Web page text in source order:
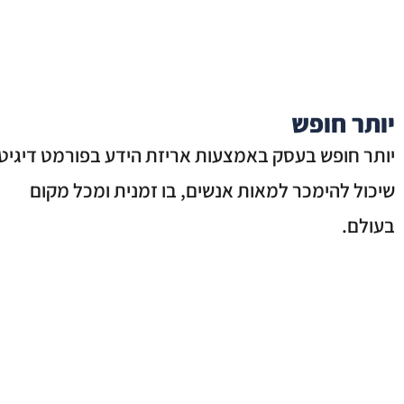
יותר חופש
יותר חופש בעסק באמצעות אריזת הידע בפורמט
שיכול להימכר למאות אנשים, בו זמנית ומכל מקום
בעולם.